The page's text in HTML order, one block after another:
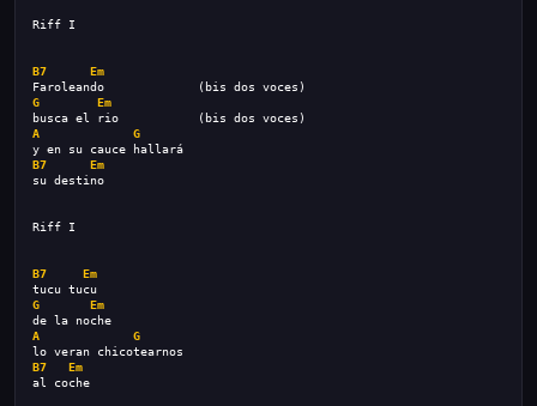
Riff I
B7
Em
Faroleando             (bis dos voces)
G
Em
busca el rio           (bis dos voces)
A
G
y en su cauce hallará
B7
Em
su destino
Riff I
B7
Em
tucu tucu
G
Em
de la noche
A
G
lo veran chicotearnos
B7
Em
al coche